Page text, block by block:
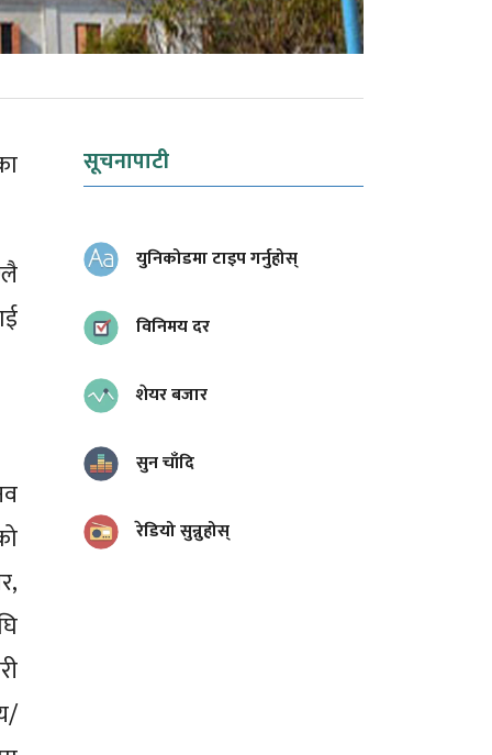
सूचनापाटी
युनिकोडमा टाइप गर्नुहोस्
विनिमय दर
शेयर बजार
सुन चाँदि
रेडियो सुन्नुहोस्